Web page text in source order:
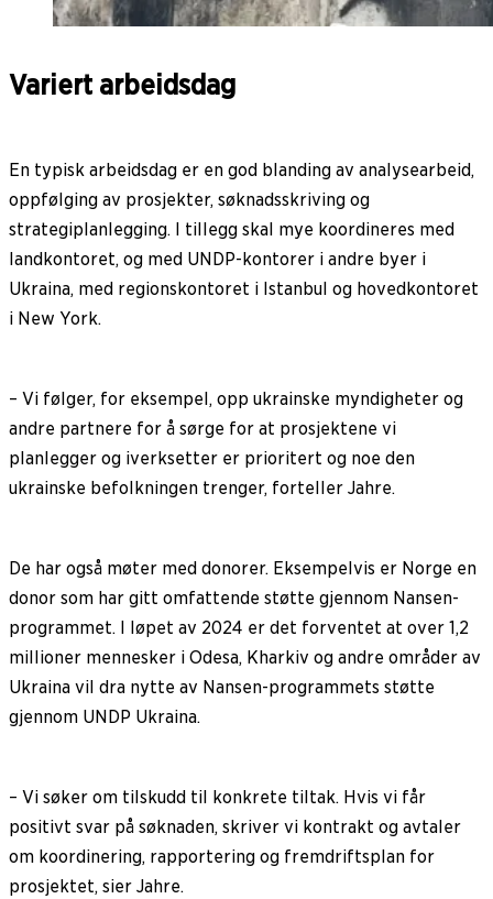
Variert arbeidsdag
En typisk arbeidsdag er en god blanding av analysearbeid,
oppfølging av prosjekter, søknadsskriving og
strategiplanlegging. I tillegg skal mye koordineres med
landkontoret, og med UNDP-kontorer i andre byer i
Ukraina, med regionskontoret i Istanbul og hovedkontoret
i New York.
– Vi følger, for eksempel, opp ukrainske myndigheter og
andre partnere for å sørge for at prosjektene vi
planlegger og iverksetter er prioritert og noe den
ukrainske befolkningen trenger, forteller Jahre.
De har også møter med donorer. Eksempelvis er Norge en
donor som har gitt omfattende støtte gjennom Nansen-
programmet. I løpet av 2024 er det forventet at over 1,2
millioner mennesker i Odesa, Kharkiv og andre områder av
Ukraina vil dra nytte av Nansen-programmets støtte
gjennom UNDP Ukraina.
– Vi søker om tilskudd til konkrete tiltak. Hvis vi får
positivt svar på søknaden, skriver vi kontrakt og avtaler
om koordinering, rapportering og fremdriftsplan for
prosjektet, sier Jahre.